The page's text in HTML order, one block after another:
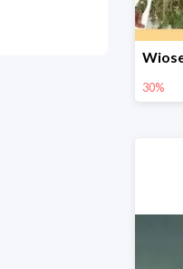
30%